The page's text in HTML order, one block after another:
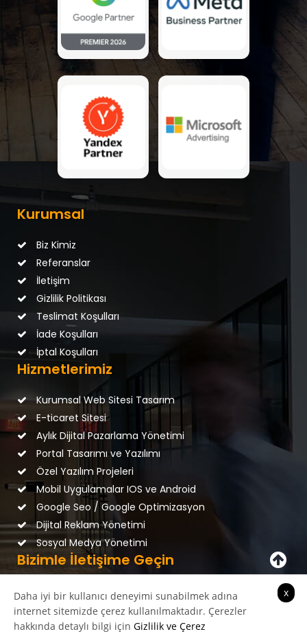
Kurumsal
Biz Kimiz
Referanslar
İletişim
Gizlilik Politikası
Teslimat Koşulları
İade Koşulları
İptal Koşulları
Hizmetlerimiz
Kurumsal Web Sitesi Tasarım
E-ticaret Sitesi
Aylık Dijital Pazarlama Yönetimi
Portal Tasarımı ve Yazılımı
Özel Yazılım Projeleri
Mobil Uygulamalar IOS ve Android
Google Seo / Google Optimizasyon
Dijital Reklam Yönetimi
Sosyal Medya Yönetimi
Bizimle İletişime Geçin
+90 541 961 7656
Daha iyi bir kullanıcı deneyimi sunabilmek adına
internet sitemizde çerez kullanılmaktadır. Çerezler
hakkında detaylı bilgi için Gizlilik ve Çerez
x